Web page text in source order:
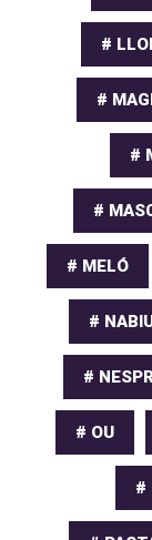
#
#
#
#
# MELÓ
#
#
# OU
#